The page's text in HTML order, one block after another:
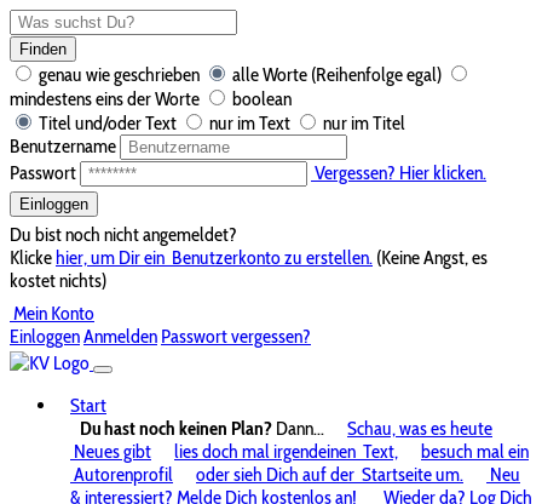
Finden
genau wie geschrieben
alle Worte (Reihenfolge egal)
mindestens eins der Worte
boolean
Titel und/oder Text
nur im Text
nur im Titel
Benutzername
Passwort
Vergessen? Hier klicken.
Einloggen
Du bist noch nicht angemeldet?
Klickehier, um Dir ein Benutzerkonto zu erstellen. (Keine Angst, es
kostet nichts)
Mein Konto
EinloggenAnmelden Passwort vergessen?
Start
Du hast noch keinen Plan? Dann...
Schau, was es heute
Neues gibt
lies doch mal irgendeinen Text,
besuch mal ein
Autorenprofil
oder sieh Dich auf der Startseite um.
Neu
& interessiert? Melde Dich kostenlos an!
Wieder da? Log Dich